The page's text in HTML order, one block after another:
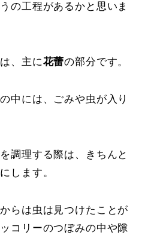
の工程があるかと思いま
、主に花蕾の部分です。
中には、ごみや虫が入り
調理する際は、きちんと
します。
らは虫は見つけたことが
コリーのつぼみの中や隙